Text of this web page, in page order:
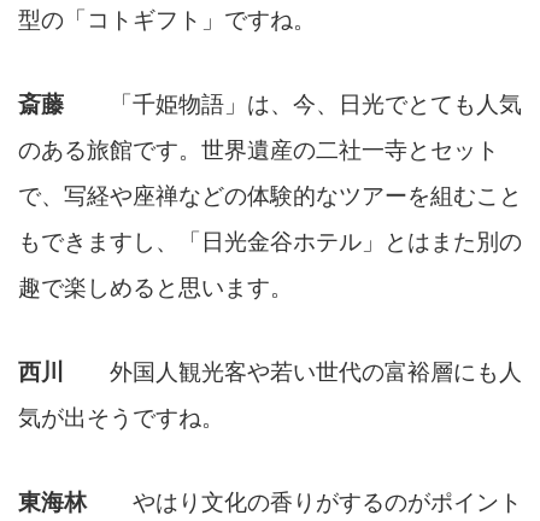
型の「コトギフト」ですね。
斎藤
「千姫物語」は、今、日光でとても人気
のある旅館です。世界遺産の二社一寺とセット
で、写経や座禅などの体験的なツアーを組むこと
もできますし、「日光金谷ホテル」とはまた別の
趣で楽しめると思います。
西川 外国人観光客や若い世代の富裕層にも人
気が出そうですね。
東海林 やはり文化の香りがするのがポイント